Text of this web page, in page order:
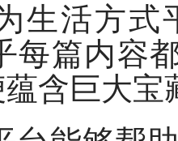
生活方式
每篇内容
蕴含巨大